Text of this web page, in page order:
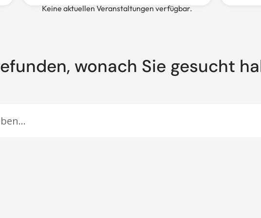
Keine aktuellen Veranstaltungen verfügbar.
wonach Sie gesucht